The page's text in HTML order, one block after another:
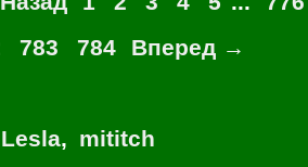
783 784 Вперед →
Lesla, mititch